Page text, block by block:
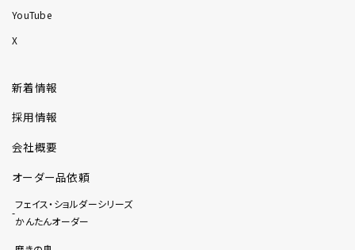
YouTube
X
新着情報
採用情報
会社概要
オーダー品依頼
フェイス・ショルダーシリーズ
かんたんオーダー